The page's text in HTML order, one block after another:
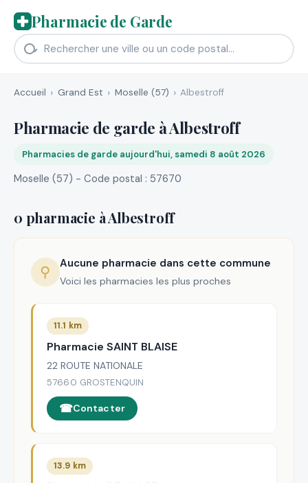
Pharmacie de Garde
Accueil Grand Est Moselle (57) Albestroff
Pharmacie de garde à Albestroff
Pharmacies de garde aujourd'hui, samedi 8 août 2026
Moselle (57) - Code postal : 57670
0 pharmacie à Albestroff
⚲ Aucune pharmacie dans cette commune
Voici les pharmacies les plus proches
11.1 km
Pharmacie SAINT BLAISE
22 ROUTE NATIONALE
57660 GROSTENQUIN
Contacter
13.9 km